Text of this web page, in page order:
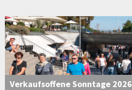
Verkaufsoffene Sonntage 2026